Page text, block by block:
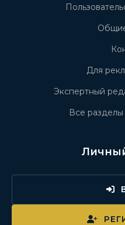
Для
Экспертный
Все разделы